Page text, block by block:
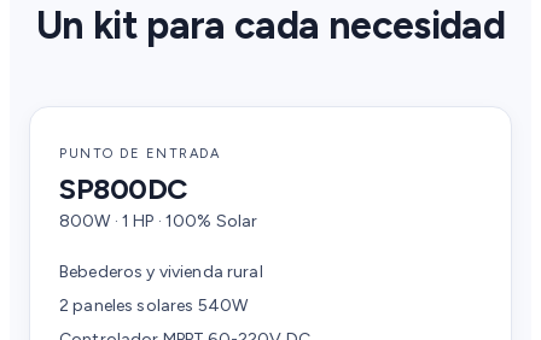
Un kit para cada necesidad
PUNTO DE ENTRADA
SP800DC
800W · 1 HP · 100% Solar
Bebederos y vivienda rural
2 paneles solares 540W